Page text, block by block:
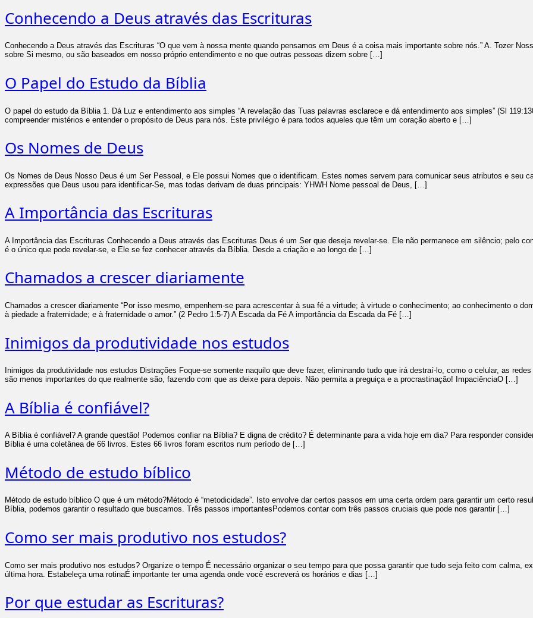
Conhecendo a Deus através das Escrituras
Conhecendo a Deus através das Escrituras “O que vem à nossa mente quando pensamos em Deus é a coisa mais importante sobre nós.” A. Tozer
sobre Si mesmo, ou são baseados em nosso próprio entendimento e no que outras pessoas dizem sobre […]
O Papel do Estudo da Bíblia
O papel do estudo da Bíblia 1. Dá Luz e entendimento aos simples “A revelação das Tuas palavras esclarece e dá entendimento aos simples” (Sl
compreender mistérios e entender o propósito de Deus para nós. Este privilégio é para todos aqueles que têm um coração aberto e […]
Os Nomes de Deus
Os Nomes de Deus Nosso Deus é um Ser Pessoal, e Ele possui Nomes que o identificam. Estes nomes servem para comunicar seus atributos e seu
expressões que Deus usou para identificar-Se, mas todas derivam de duas principais: YHWH Nome pessoal de Deus, […]
A Importância das Escrituras
A Importância das Escrituras Conhecendo a Deus através das Escrituras Deus é um Ser que deseja revelar-se. Ele não permanece em silêncio; pelo
é o único que pode revelar-se, e Ele se fez conhecer através da Bíblia. Desde a criação e ao longo de […]
Chamados a crescer diariamente
Chamados a crescer diariamente “Por isso mesmo, empenhem-se para acrescentar à sua fé a virtude; à virtude o conhecimento; ao conhecimento o
à piedade a fraternidade; e à fraternidade o amor.” (2 Pedro 1:5-7) A Escada da Fé A importância da Escada da Fé […]
Inimigos da produtividade nos estudos
Inimigos da produtividade nos estudos Distrações Foque-se somente naquilo que deve fazer, eliminando tudo que irá destraí-lo, como o celular, as
são menos importantes do que realmente são, fazendo com que as deixe para depois. Não permita a preguiça e a procrastinação! ImpaciênciaO […]
A Bíblia é confiável?
A Bíblia é confiável? A grande questão! Podemos confiar na Bíblia? E digna de crédito? É determinante para a vida hoje em dia? Para responder
Bíblia é uma coletânea de 66 livros. Estes 66 livros foram escritos num período de […]
Método de estudo bíblico
Método de estudo bíblico O que é um método?Método é “metodicidade”. Isto envolve dar certos passos em uma certa ordem para garantir um certo
Bíblia, podemos garantir o resultado que buscamos. Três passos importantesPodemos contar com três passos cruciais que pode nos garantir […]
Como ser mais produtivo nos estudos?
Como ser mais produtivo nos estudos? Organize o tempo É necessário organizar o seu tempo para que possa garantir que tudo seja feito com calma,
última hora. Estabeleça uma rotinaÉ importante ter uma agenda onde você escreverá os horários e dias […]
Por que estudar as Escrituras?